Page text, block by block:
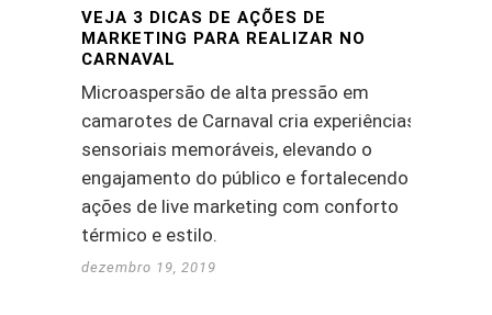
VEJA 3 DICAS DE AÇÕES DE
MARKETING PARA REALIZAR NO
CARNAVAL
Microaspersão de alta pressão em
camarotes de Carnaval cria experiências
sensoriais memoráveis, elevando o
engajamento do público e fortalecendo
ações de live marketing com conforto
térmico e estilo.
dezembro 19, 2019